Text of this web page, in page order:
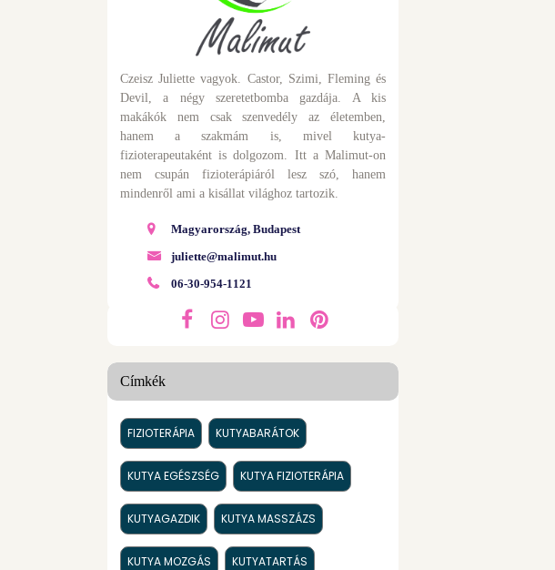
Czeisz Juliette vagyok. Castor, Szimi, Fleming és
Devil, a négy szeretetbomba gazdája. A kis
makákók nem csak szenvedély az életemben,
hanem a szakmám is, mivel kutya-
fizioterapeutaként is dolgozom. Itt a Malimut-on
nem csupán fizioterápiáról lesz szó, hanem
mindenről ami a kisállat világhoz tartozik.
Magyarország, Budapest
juliette@malimut.hu
06-30-954-1121
Címkék
FIZIOTERÁPIA KUTYABARÁTOK
KUTYA EGÉSZSÉG KUTYA FIZIOTERÁPIA
KUTYAGAZDIK KUTYA MASSZÁZS
KUTYA MOZGÁS KUTYATARTÁS